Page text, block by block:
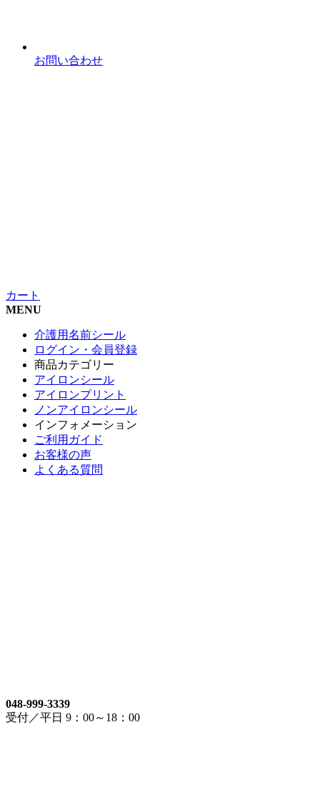
お問い合わせ
カート
MENU
介護用名前シール
ログイン・会員登録
商品カテゴリー
アイロンシール
アイロンプリント
ノンアイロンシール
インフォメーション
ご利用ガイド
お客様の声
よくある質問
048-999-3339
受付／平日 9：00～18：00